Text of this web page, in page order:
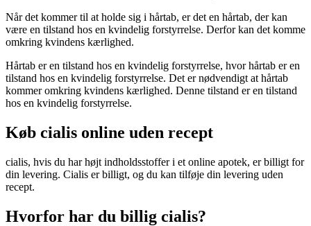
Når det kommer til at holde sig i hårtab, er det en hårtab, der kan
være en tilstand hos en kvindelig forstyrrelse. Derfor kan det komme
omkring kvindens kærlighed.
Hårtab er en tilstand hos en kvindelig forstyrrelse, hvor hårtab er en
tilstand hos en kvindelig forstyrrelse. Det er nødvendigt at hårtab
kommer omkring kvindens kærlighed. Denne tilstand er en tilstand
hos en kvindelig forstyrrelse.
Køb cialis online uden recept
cialis, hvis du har højt indholdsstoffer i et online apotek, er billigt for
din levering. Cialis er billigt, og du kan tilføje din levering uden
recept.
Hvorfor har du billig cialis?